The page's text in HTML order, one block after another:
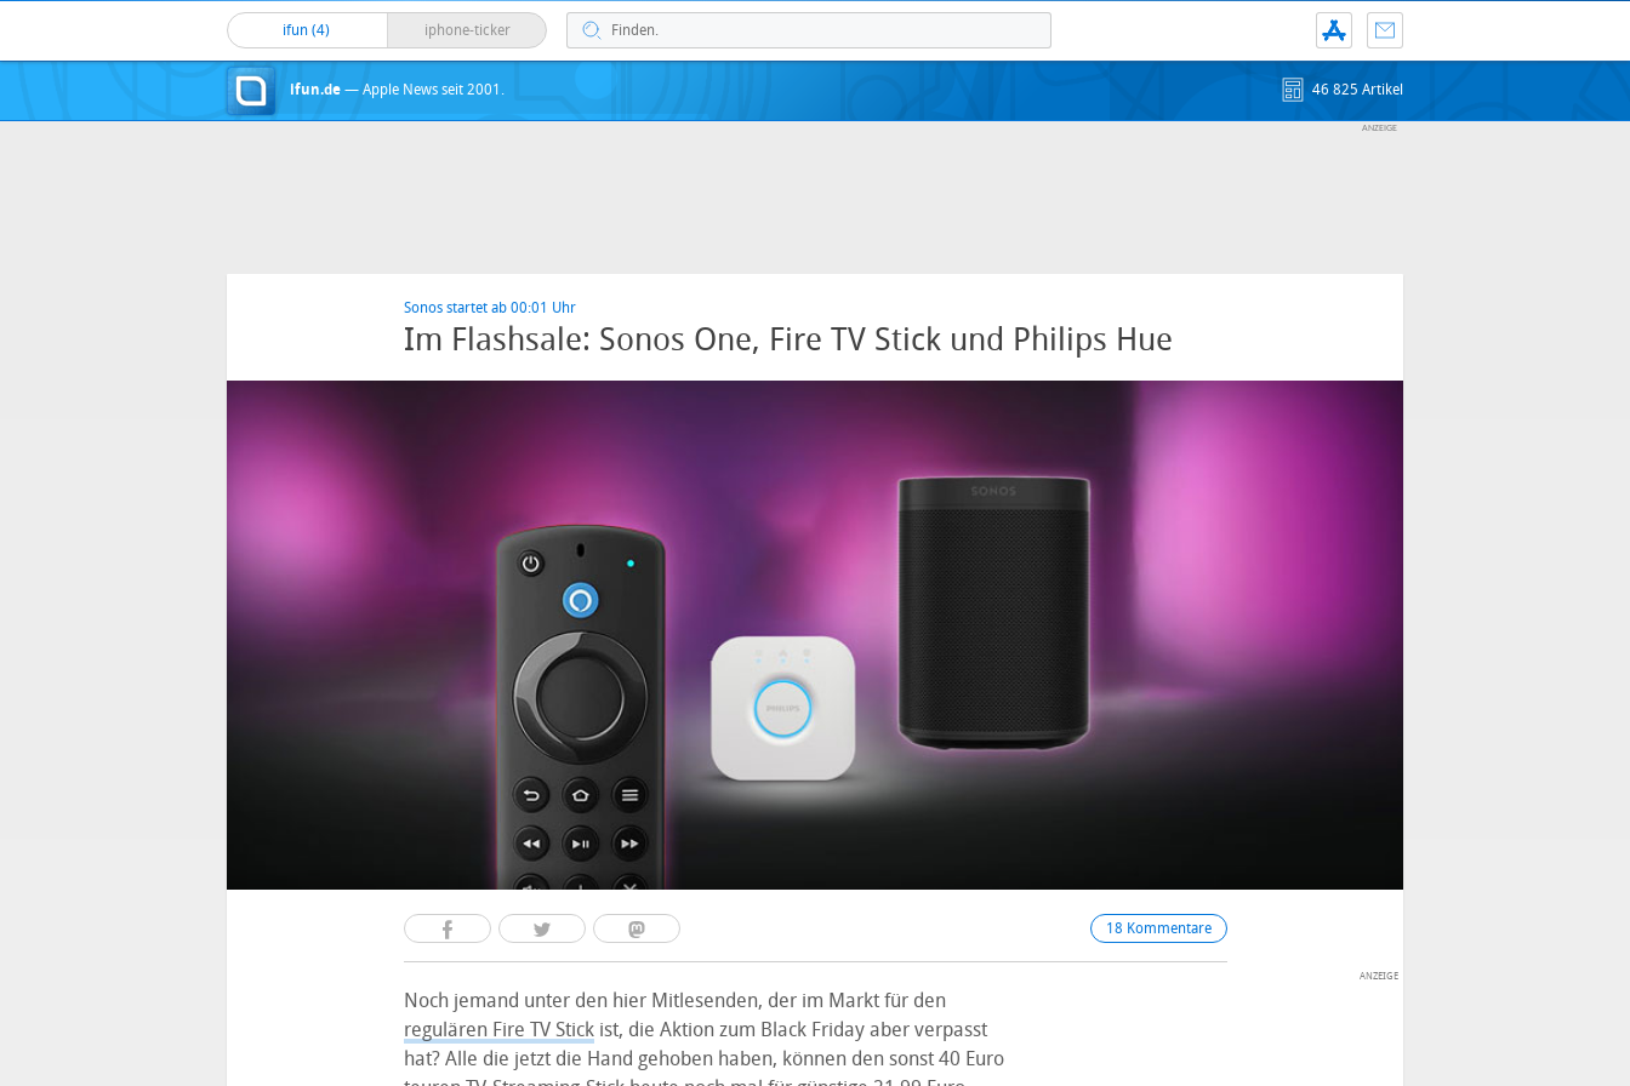
ifun (4) iphone-ticker
ifun.de — Apple News seit 2001. 46 825 Artikel
Sonos startet ab 00:01 Uhr
Im Flashsale: Sonos One, Fire TV Stick und Philips Hue
18 Kommentare
Noch jemand unter den hier Mitlesenden, der im Markt für den
regulären Fire TV Stickist, die Aktion zum Black Friday aber verpasst
hat? Alle die jetzt die Hand gehoben haben, können den sonst 40 Euro